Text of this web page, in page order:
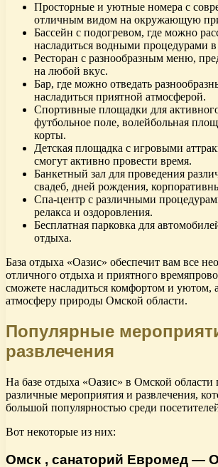
Просторные и уютные номера с
отличным видом на окружающую
Бассейн с подогревом, где можно
насладиться водными процедурами
Ресторан с разнообразным меню,
на любой вкус.
Бар, где можно отведать
насладиться приятной атмосферой.
Спортивные площадки для
футбольное поле, волейбольная
корты.
Детская площадка с игровыми
смогут активно провести время.
Банкетный зал для проведения
свадеб, дней рождения,
Спа-центр с различными
релакса и оздоровления.
Бесплатная парковка для
отдыха.
База отдыха «Оазис» обеспечит вам все
отличного отдыха и приятного
сможете насладиться комфортом и уютом,
атмосферу природы Омской области.
Популярные
развлечения
На базе отдыха «Оазис» в Омской области
различные мероприятия и развлечения,
большой популярностью среди
Вот некоторые из них:
Омск , санаторий Евромед —